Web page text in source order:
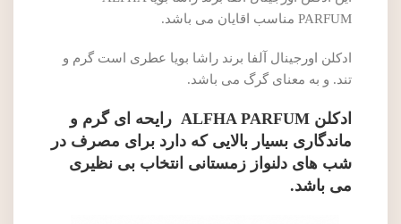
PARFUM مناسب اقایان می باشد.
ادکلن اورجینال آلفا برند راشا بویا عطری است گرم و
تند. و به معنای گرگ می باشد.
ادکلن ALFHA PARFUM رایحه ای گرم و
ماندگاری بسیار بالایی که دارد برای مصرف در
شب های دلنواز زمستانی انتخاب بی نظیری
می باشد.